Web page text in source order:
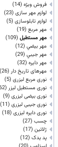
فروش ویژه (14)
لوازم مهر سازی (23)
لوازم تابلوسازی (5)
مهر مربع (19)
مهر مستطيل (109)
مهر بيضي (12)
مهر جيبي (29)
مهر دايره (32)
مهرهای تاریخ دار (26)
نوری مربع لیزری (5)
نوری مستطیل لیزر (62)
نوری بیضی لیزری (9)
نوری جیبی لیزری (11)
نوری دایره لیزری (18)
چسب (27)
ژلاتين (17)
پد یدک (12)